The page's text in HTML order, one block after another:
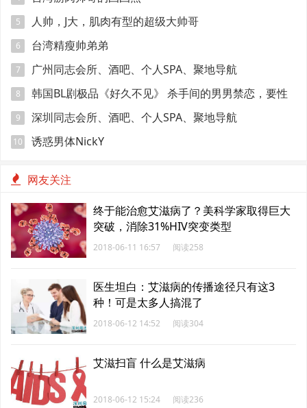
5 人帅，J大，肌肉有型的超级大帅哥
6 台湾精瘦帅弟弟
7 广州同志会所、酒吧、个人SPA、聚地导航
8
韩国BL剧极品《好久不见》 杀手间的男男禁恋，要性
命还是爱情？
9 深圳同志会所、酒吧、个人SPA、聚地导航
10 诱惑男体NickY
网友关注
终于能治愈艾滋病了？美科学家取得巨大
突破，消除31%HIV突变类型
2018-06-11 16:57 阅读258
医生坦白：艾滋病的传播途径只有这3
种！可是太多人搞混了
2018-06-12 14:52 阅读304
艾滋扫盲 什么是艾滋病
2018-06-12 15:24 阅读236